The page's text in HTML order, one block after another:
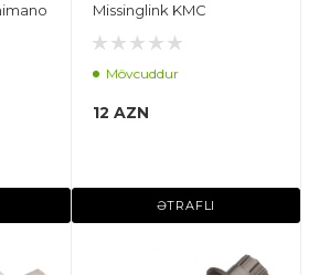
Missinglink KMC
Mövcuddur
12 AZN
ƏTRAFLI